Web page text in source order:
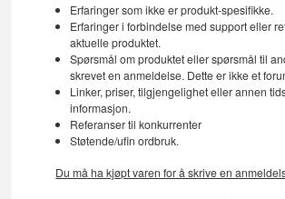
Erfaringer som ikke er produkt-spesifikke.
Erfaringer i forbindelse med support eller
aktuelle produktet.
Spørsmål om produktet eller spørsmål til
skrevet en anmeldelse. Dette er ikke et
Linker, priser, tilgjengelighet eller annen
informasjon.
Referanser til konkurrenter
Støtende/ufin ordbruk.
Du må ha kjøpt varen for å skrive en